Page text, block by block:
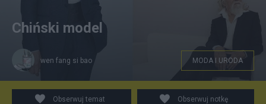
Chiński model
wen fang si bao MODA I URODA
Obserwuj temat Obserwuj notkę